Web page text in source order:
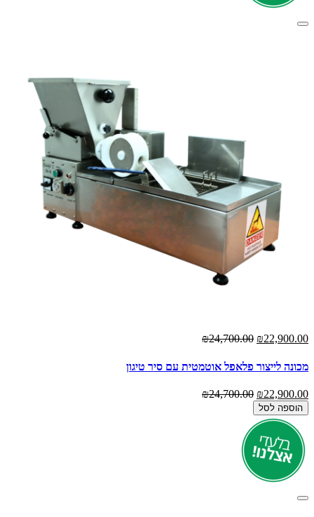
₪22,900.00
₪24,700.00
מכונה לייצור פלאפל אוטמטית עם סיר טיגון
₪22,900.00
₪24,700.00
הוספה לסל